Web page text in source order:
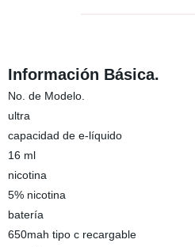
Información Básica.
No. de Modelo.
ultra
capacidad de e-líquido
16 ml
nicotina
5% nicotina
batería
650mah tipo c recargable